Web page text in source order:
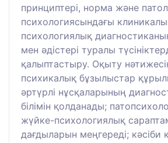
принциптері, норма және
психологиясындағы
психологиялық
мен әдістері туралы
қалыптастыру. Оқыту
психикалық бұзылыстар
әртүрлі нұсқаларының
білімін қолданады;
жүйке-психологиялық
дағдыларын меңгереді; кәсiби